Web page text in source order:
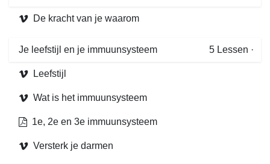
De kracht van je waarom
Je leefstijl en je immuunsysteem 5 Lessen ·
Leefstijl
Wat is het immuunsysteem
1e, 2e en 3e immuunsysteem
Versterk je darmen